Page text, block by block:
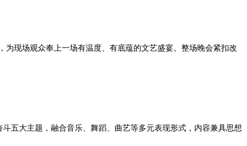
为现场观众奉上一场有温度、有底蕴的文艺盛宴。整场晚会紧扣改
五大主题，融合音乐、舞蹈、曲艺等多元表现形式，内容兼具思想